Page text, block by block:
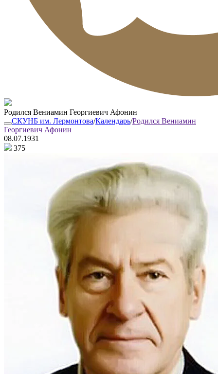
Родился Вениамин Георгиевич Афонин
СКУНБ им. Лермонтова/Календарь/Родился Вениамин
Георгиевич Афонин
08.07.1931
375